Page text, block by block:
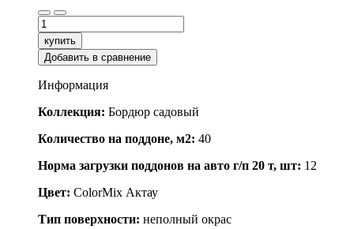
купить
Добавить в сравнение
Информация
Коллекция: Бордюр садовый
Количество на поддоне, м2: 40
Норма загрузки поддонов на авто г/п 20 т, шт: 12
Цвет: ColorMix Актау
Тип поверхности: неполный окрас